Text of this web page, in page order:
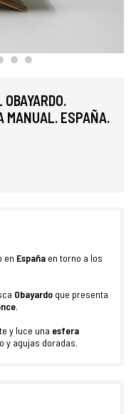
MANUAL. ESPAÑA.
en España en torno a los
Obayardo que presenta
.
y luce una esfera
y agujas doradas.